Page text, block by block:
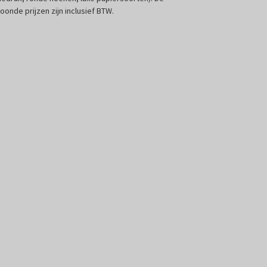
prijzen zijn inclusief BTW.